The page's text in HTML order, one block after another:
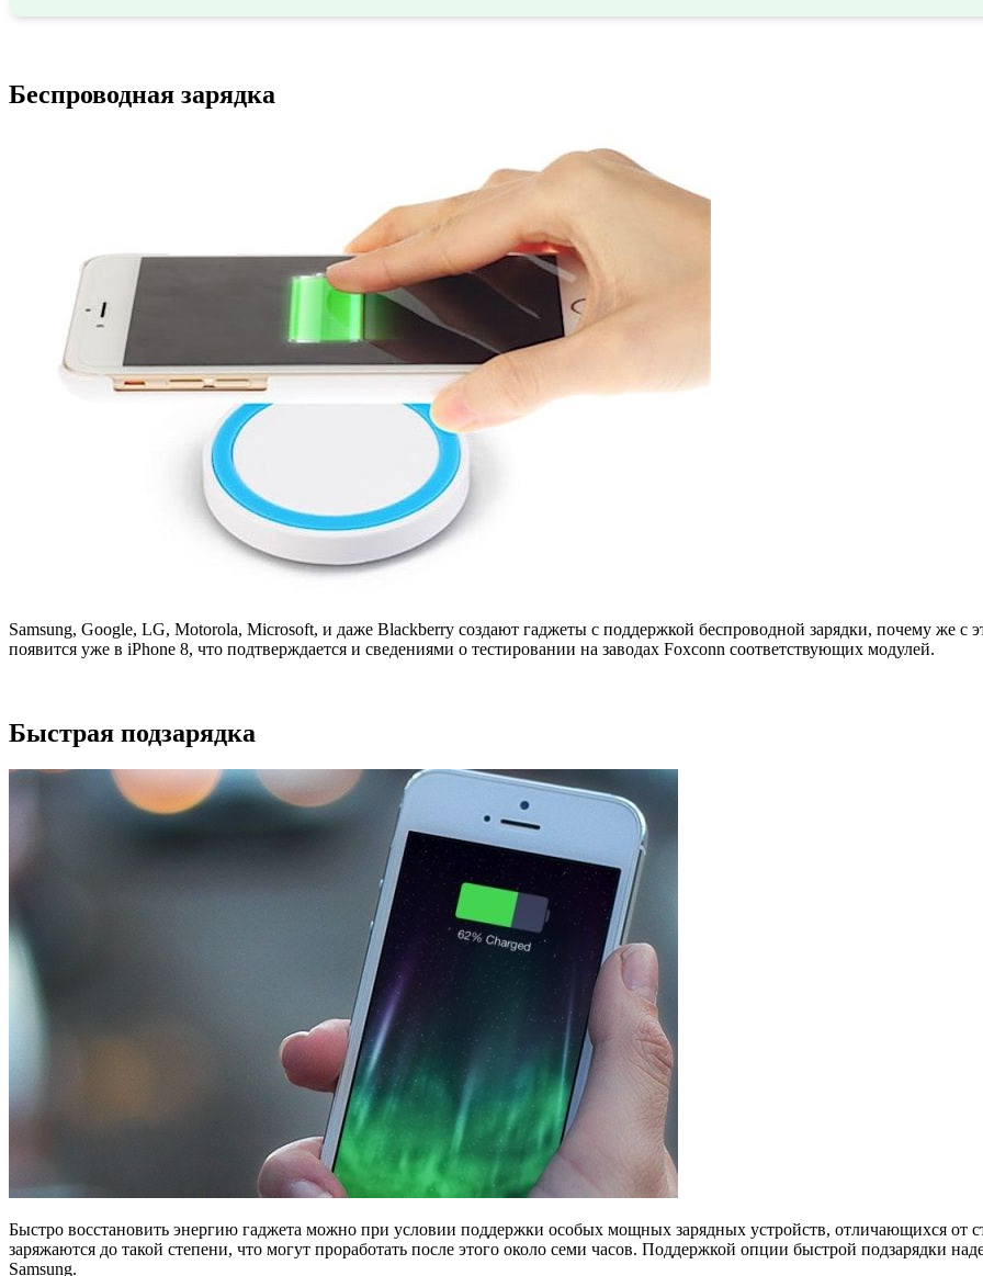
Беспроводная зарядка
Samsung, Google, LG, Motorola, Microsoft, и даже Blackberry создают гаджеты с поддержкой беспроводной зарядки, почему же
появится уже в iPhone 8, что подтверждается и сведениями о тестировании на заводах Foxconn соответствующих модулей.
Быстрая подзарядка
Быстро восстановить энергию гаджета можно при условии поддержки особых мощных зарядных устройств, отличающихся от
заряжаются до такой степени, что могут проработать после этого около семи часов. Поддержкой опции быстрой подзарядки
Samsung.